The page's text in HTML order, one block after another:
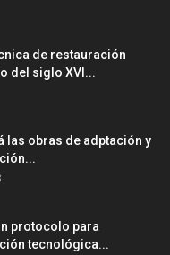
de restauración
del siglo XVI...
las obras de adptación y
protocolo para
tecnológica...